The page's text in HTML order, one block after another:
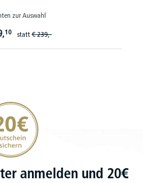
zur Auswahl
10 statt€ 239,-
sichern
anmelden und 20€